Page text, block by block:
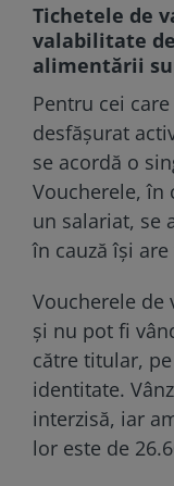
Tichetele de
valabilitate
alimentării
Pentru cei
desfășurat
se acordă o
Voucherele, în
un salariat, se
în cauză își
Voucherele de
şi nu pot fi
către titular,
identitate.
interzisă, iar
lor este de